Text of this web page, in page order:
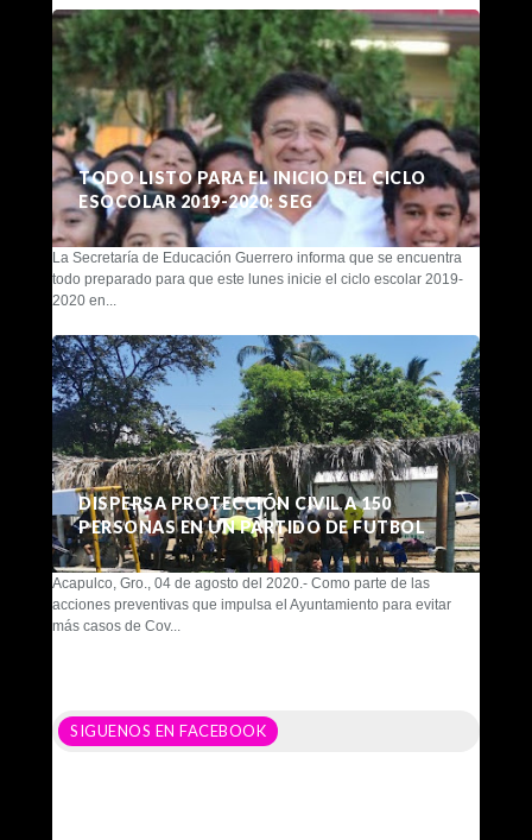
TODO LISTO PARA EL INICIO DEL CICLO
ESOCOLAR 2019-2020: SEG
La Secretaría de Educación Guerrero informa que se encuentra
todo preparado para que este lunes inicie el ciclo escolar 2019-
2020 en...
DISPERSA PROTECCIÓN CIVIL A 150
PERSONAS EN UN PARTIDO DE FUTBOL
Acapulco, Gro., 04 de agosto del 2020.- Como parte de las
acciones preventivas que impulsa el Ayuntamiento para evitar
más casos de Cov...
SIGUENOS EN FACEBOOK